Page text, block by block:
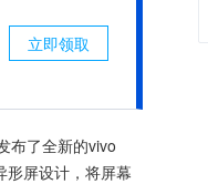
立即领取
布了全新的vivo
形屏设计，将屏幕